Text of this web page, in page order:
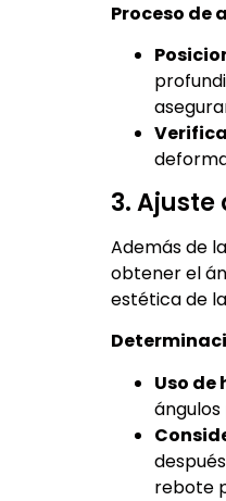
Proceso de
3.
Además de
obtener el
estética de
Uso
rebote